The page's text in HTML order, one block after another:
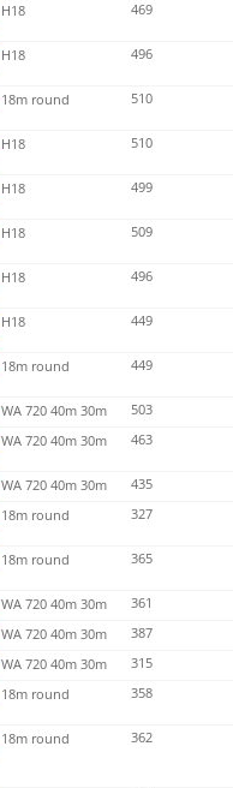
H18 469
H18 496
18m round 510
H18 510
H18 499
H18 509
H18 496
H18 449
18m round 449
WA 720 40m 30m
503
WA 720 40m 30m 463
WA 720 40m 30m
435
18m round 327
18m round 365
WA 720 40m 30m
361
WA 720 40m 30m
387
WA 720 40m 30m
315
18m round 358
18m round 362